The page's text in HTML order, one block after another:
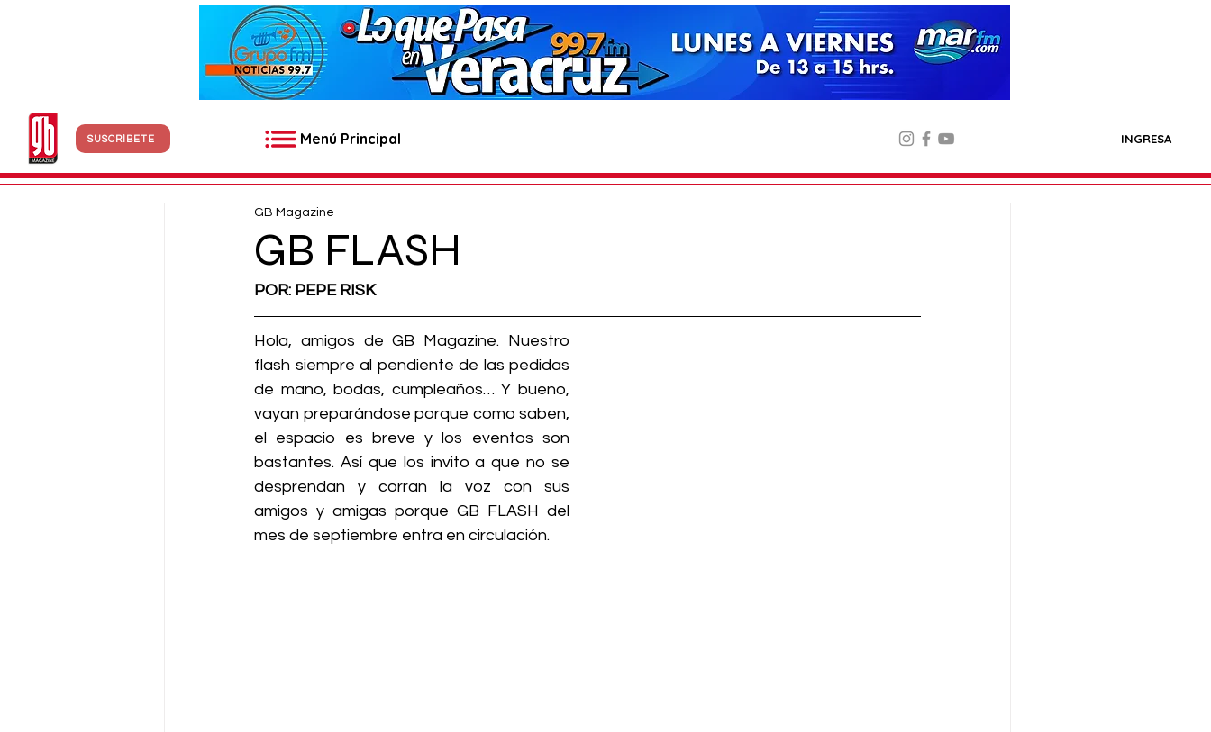
SUSCRÍBETE Menú Principal INGRESA
GB FLASH
GB Magazine
POR: PEPE RISK
Hola, amigos de GB Magazine. Nuestro
flash siempre al pendiente de las pedidas
de mano, bodas, cumpleaños… Y bueno,
vayan preparándose porque como saben,
el espacio es breve y los eventos son
bastantes. Así que los invito a que no se
desprendan y corran la voz con sus
amigos y amigas porque GB FLASH del
mes de septiembre entra en circulación.